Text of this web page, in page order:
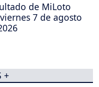
de MiLoto
7 de agosto
+